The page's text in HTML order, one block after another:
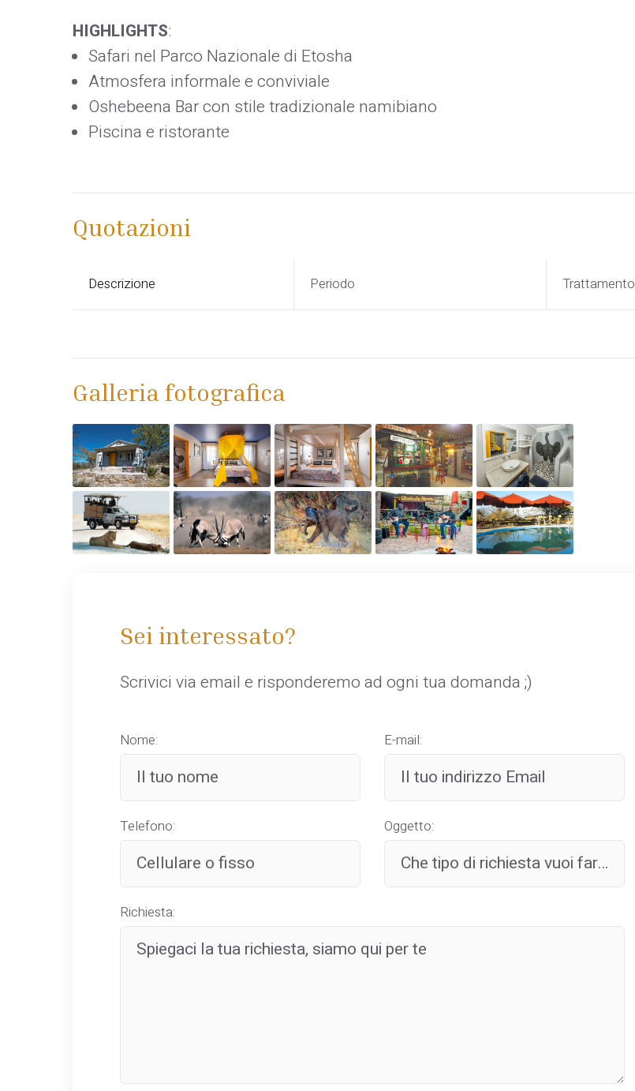
HIGHLIGHTS:
Safari nel Parco Nazionale di Etosha
Atmosfera informale e conviviale
Oshebeena Bar con stile tradizionale namibiano
Piscina e ristorante
Quotazioni
Descrizione Periodo Trattamento
Galleria fotografica
Sei interessato?
Scrivici via email e risponderemo ad ogni tua domanda ;)
Nome: E-mail:
Telefono: Oggetto:
Richiesta: